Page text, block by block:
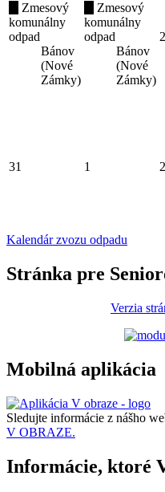
Zmesový
komunálny
odpad
Bánov
(Nové
Zámky)
Zmesový
komunálny
odpad
Bánov
(Nové
Zámky)
31 1 2
Kalendár zvozu odpadu
Stránka pre
Verzia
Mobilná aplikácia
Sledujte informácie z nášho
V OBRAZE.
Informácie, ktoré